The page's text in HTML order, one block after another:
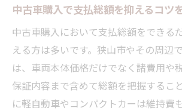
中古車購入で支払総額を抑えるコツ
中古車購入において支払総額をできる
える方は多いです。狭山市やその周辺
は、車両本体価格だけでなく諸費用や
保証内容まで含めて総額を把握するこ
に軽自動車やコンパクトカーは維持費